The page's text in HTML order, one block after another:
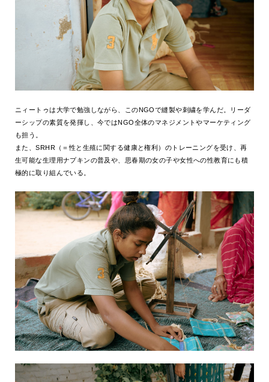
ニィートゥは大学で勉強しながら、このNGOで縫製や刺繍を学んだ。リーダ
ーシップの素質を発揮し、今ではNGO全体のマネジメントやマーケティング
も担う。
また、SRHR（＝性と生殖に関する健康と権利）のトレーニングを受け、再
生可能な生理用ナプキンの普及や、思春期の女の子や女性への性教育にも積
極的に取り組んでいる。